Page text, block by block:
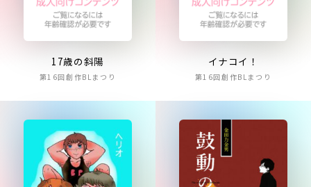
17歳の斜陽
第16回創作BLまつり
イナコイ！
第16回創作BLまつり